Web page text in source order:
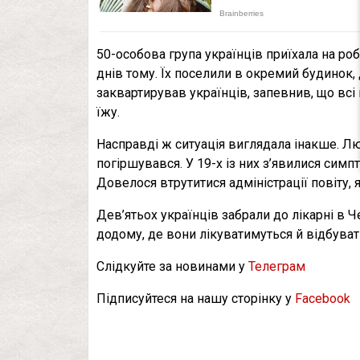
50-особова група українців приїхала на
днів тому. Їх поселили в окремий будинок,
заквартирував українців, запевнив, що
їжу.
Насправді ж ситуація виглядала інакше.
погіршувався. У 19-х із них з’явилися
Довелося втрутитися адміністрації
Дев’ятьох українців забрали до лікарні в
додому, де вони лікуватимуться й
Слідкуйте за новинами у Телеграм
Підписуйтеся на нашу сторінку у Facebook